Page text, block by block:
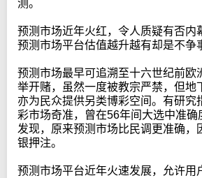
测。
预测市场近年火红，令人质疑有否内
预测市场平台估值越升越有却是不争
预测市场最早可追溯至十六世纪前欧
举开赌，虽然一度被教宗严禁，但地
亦为民众提供另类博彩空间。有研究
彩市场奇准，曾在56年间大选中准确
发现，原来预测市场比民调更准确，
银押注。
预测市场平台近年火速发展，允许用